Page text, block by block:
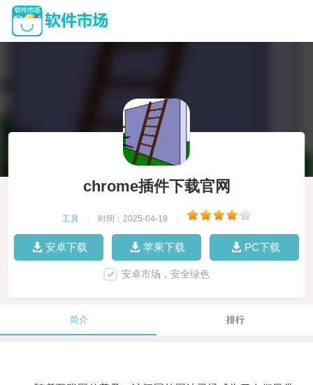
chrome插件下载官网
工具 时间：2025-04-19
安卓下载 苹果下载 PC下载
安卓市场，安全绿色
简介 排行